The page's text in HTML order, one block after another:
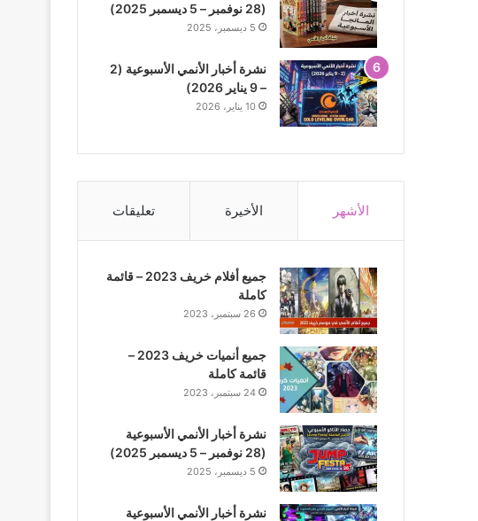
(28 نوفمبر – 5 ديسمبر 2025)
5 ديسمبر، 2025
نشرة أخبار الأنمي الأسبوعية (2
– 9 يناير 2026)
10 يناير، 2026
الأشهر الأخيرة تعليقات
جميع أفلام خريف 2023 – قائمة
كاملة
26 سبتمبر، 2023
جميع أنميات خريف 2023 –
قائمة كاملة
24 سبتمبر، 2023
نشرة أخبار الأنمي الأسبوعية
(28 نوفمبر – 5 ديسمبر 2025)
5 ديسمبر، 2025
نشرة أخبار الأنمي الأسبوعية